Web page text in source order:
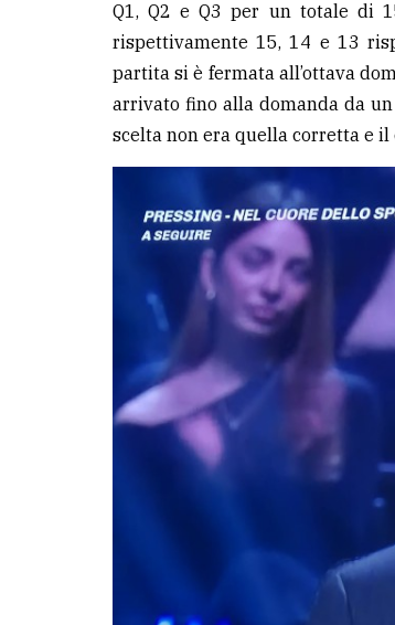
Q1, Q2 e Q3 per un totale di
rispettivamente 15, 14 e 13
partita si è fermata all’ottava
arrivato fino alla domanda da
scelta non era quella corretta e